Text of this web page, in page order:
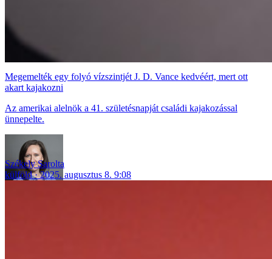
Megemelték egy folyó vízszintjét J. D. Vance kedvéért, mert ott
akart kajakozni
Az amerikai alelnök a 41. születésnapját családi kajakozással
ünnepelte.
Székely Sarolta
külföld
2025. augusztus 8. 9:08